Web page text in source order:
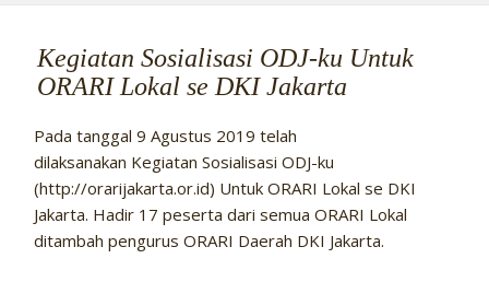
Kegiatan Sosialisasi ODJ-ku Untuk
ORARI Lokal se DKI Jakarta
Pada tanggal 9 Agustus 2019 telah
dilaksanakan Kegiatan Sosialisasi ODJ-ku
(http://orarijakarta.or.id) Untuk ORARI Lokal se DKI
Jakarta. Hadir 17 peserta dari semua ORARI Lokal
ditambah pengurus ORARI Daerah DKI Jakarta.